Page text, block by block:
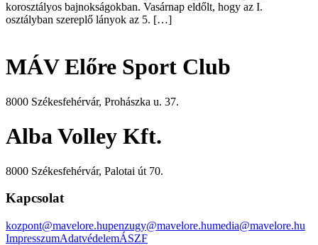
korosztályos bajnokságokban. Vasárnap eldőlt, hogy az I.
osztályban szereplő lányok az 5. […]
MÁV Előre Sport Club
8000 Székesfehérvár, Prohászka u. 37.
Alba Volley Kft.
8000 Székesfehérvár, Palotai út 70.
Kapcsolat
kozpont@mavelore.hupenzugy@mavelore.humedia@mavelore.hu
ImpresszumAdatvédelemÁSZF